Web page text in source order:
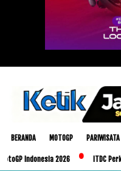
BERANDA MOTOGP PARIWISATA
2026 ITDC Perkuat